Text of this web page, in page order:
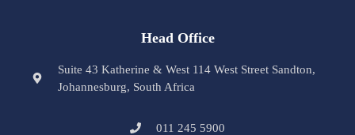
Head Office
Suite 43 Katherine & West 114 West Street Sandton,
Johannesburg, South Africa
011 245 5900